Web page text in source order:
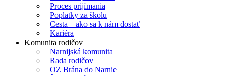
Proces prijímania
Poplatky za školu
Cesta – ako sa k nám dostať
Kariéra
Komunita rodičov
Narnijská komunita
Rada rodičov
OZ Brána do Narnie